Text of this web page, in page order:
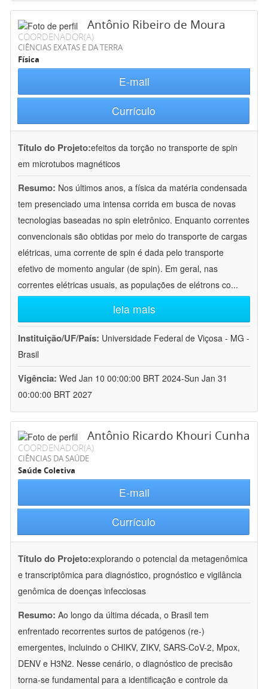
Antônio Ribeiro de Moura
COORDENADOR(A)
CIÊNCIAS EXATAS E DA TERRA
Física
E-mail
Currículo
Título do Projeto:efeitos da torção no transporte de spin
em microtubos magnéticos
Resumo: Nos últimos anos, a física da matéria condensada
tem presenciado uma intensa corrida em busca de novas
tecnologias baseadas no spin eletrônico. Enquanto correntes
convencionais são obtidas por meio do transporte de cargas
elétricas, uma corrente de spin é dada pelo transporte
efetivo de momento angular (de spin). Em geral, nas
correntes elétricas usuais, as populações de elétrons co...
leia mais
Instituição/UF/País: Universidade Federal de Viçosa - MG -
Brasil
Vigência: Wed Jan 10 00:00:00 BRT 2024-Sun Jan 31
00:00:00 BRT 2027
Antônio Ricardo Khouri Cunha
COORDENADOR(A)
CIÊNCIAS DA SAÚDE
Saúde Coletiva
E-mail
Currículo
Título do Projeto:explorando o potencial da metagenômica
e transcriptômica para diagnóstico, prognóstico e vigilância
genômica de doenças infecciosas
Resumo: Ao longo da última década, o Brasil tem
enfrentado recorrentes surtos de patógenos (re-)
emergentes, incluindo o CHIKV, ZIKV, SARS-CoV-2, Mpox,
DENV e H3N2. Nesse cenário, o diagnóstico de precisão
torna-se fundamental para a identificação e controle da